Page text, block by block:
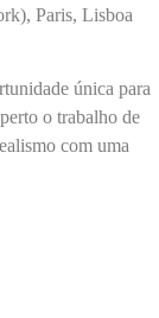
Paris, Lisboa
única para
o trabalho de
com uma